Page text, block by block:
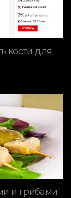
кости для
и грибами